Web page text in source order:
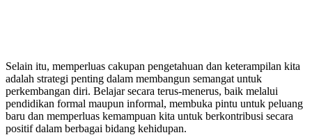
Selain itu, memperluas cakupan pengetahuan dan keterampilan kita
adalah strategi penting dalam membangun semangat untuk
perkembangan diri. Belajar secara terus-menerus, baik melalui
pendidikan formal maupun informal, membuka pintu untuk peluang
baru dan memperluas kemampuan kita untuk berkontribusi secara
positif dalam berbagai bidang kehidupan.